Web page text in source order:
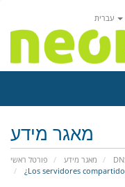
מאגר מידע
פורטל ראשי מאגר מידע
¿Los servidores